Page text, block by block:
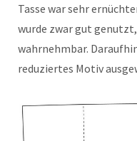
Tasse war sehr
wurde zwar gut
wahrnehmbar.
reduziertes Motiv